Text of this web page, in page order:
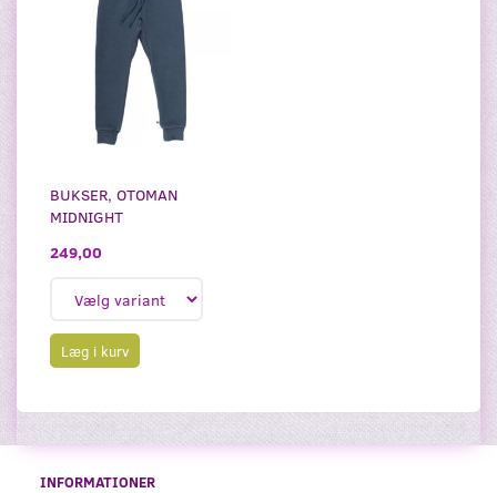
BUKSER, OTOMAN
MIDNIGHT
249,00
Læg i kurv
INFORMATIONER